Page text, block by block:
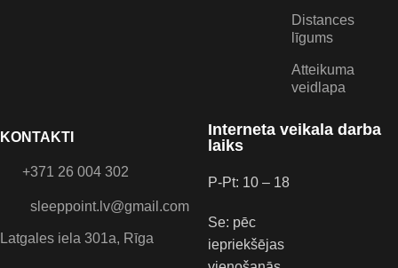
KONTAKTI
+371 26 004 302
sleeppoint.lv@gmail.com
Latgales iela 301a, Rīga
Distances
līgums
Atteikuma
veidlapa
Interneta veikala darba
laiks
P-Pt: 10 – 18
Se: pēc
iepriekšējas